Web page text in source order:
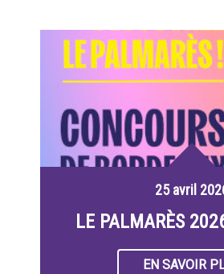
25 avril
LE PALMARÈS
EN SAVOIR